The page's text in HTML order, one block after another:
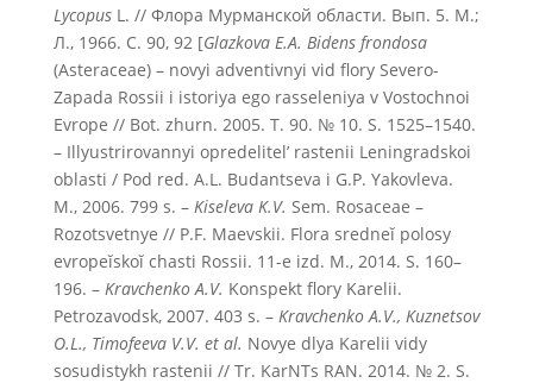
LycopusL. // Флора Мурманской области. Вып. 5. М.;
Л., 1966. С. 90, 92 [Glazkova E.A. Bidens frondosa
(Asteraceae) – novyi adventivnyi vid flory Severo-
Zapada Rossii i istoriya ego rasseleniya v Vostochnoi
Evrope // Bot. zhurn. 2005. T. 90. № 10. S. 1525–1540.
– Illyustrirovannyi opredelitel’ rastenii Leningradskoi
oblasti / Pod red. A.L. Budantseva i G.P. Yakovleva.
M., 2006. 799 s. – Kiseleva K.V. Sem. Rosaceae –
Rozotsvetnye // P.F. Maevskii. Flora sredneĭ polosy
evropeĭskoĭ chasti Rossii. 11-e izd. M., 2014. S. 160–
196. – Kravchenko A.V. Konspekt flory Karelii.
Petrozavodsk, 2007. 403 s. – Kravchenko A.V., Kuznetsov
O.L., Timofeeva V.V. et al. Novye dlya Karelii vidy
sosudistykh rastenii // Tr. KarNTs RAN. 2014. № 2. S.